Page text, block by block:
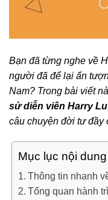
Bạn đã từng nghe về
người đã để lại ấn
Nam? Trong bài viết
sử diễn viên Harry Lu
câu chuyện đời tư đầy
Mục lục nội dung
Thông tin nhanh
Tổng quan hành